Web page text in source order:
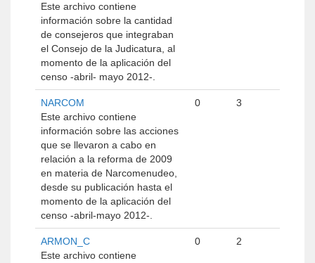
Este archivo contiene
información sobre la cantidad
de consejeros que integraban
el Consejo de la Judicatura, al
momento de la aplicación del
censo -abril- mayo 2012-.
NARCOM
Este archivo contiene
información sobre las acciones
que se llevaron a cabo en
relación a la reforma de 2009
en materia de Narcomenudeo,
desde su publicación hasta el
momento de la aplicación del
censo -abril-mayo 2012-.
0 3
ARMON_C
Este archivo contiene
0 2